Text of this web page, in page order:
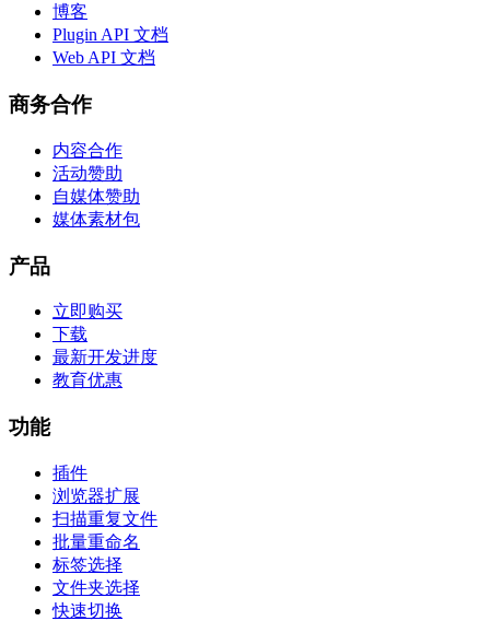
博客
Plugin API 文档
Web API 文档
商务合作
内容合作
活动赞助
自媒体赞助
媒体素材包
产品
立即购买
下载
最新开发进度
教育优惠
功能
插件
浏览器扩展
扫描重复文件
批量重命名
标签选择
文件夹选择
快速切换